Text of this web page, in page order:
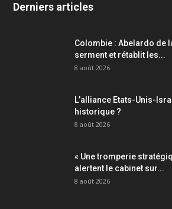
Derniers articles
Colombie : Abelardo de
serment et rétablit les...
8 août 2026
L’alliance Etats-Unis-
historique ?
8 août 2026
« Une tromperie
alertent le cabinet sur...
8 août 2026